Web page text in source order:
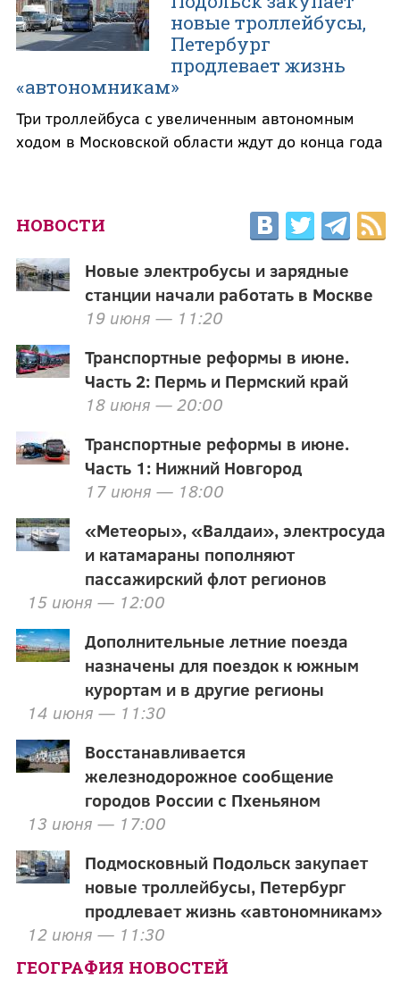
новые троллейбусы,
Петербург
продлевает жизнь
«автономникам»
Три троллейбуса с увеличенным автономным
ходом в Московской области ждут до конца года
НОВОСТИ
Новые электробусы и зарядные
станции начали работать в Москве
19 июня — 11:20
Транспортные реформы в июне.
Часть 2: Пермь и Пермский край
18 июня — 20:00
Транспортные реформы в июне.
Часть 1: Нижний Новгород
17 июня — 18:00
«Метеоры», «Валдаи», электросуда
и катамараны пополняют
пассажирский флот регионов
15 июня — 12:00
Дополнительные летние поезда
назначены для поездок к южным
курортам и в другие регионы
14 июня — 11:30
Восстанавливается
железнодорожное сообщение
городов России с Пхеньяном
13 июня — 17:00
Подмосковный Подольск закупает
новые троллейбусы, Петербург
продлевает жизнь «автономникам»
12 июня — 11:30
ГЕОГРАФИЯ НОВОСТЕЙ